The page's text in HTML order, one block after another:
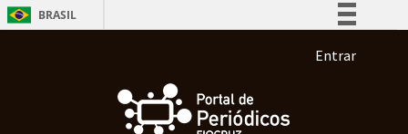
Pular para o conteúdo principal
BRASIL
Participe
Acesso à informação
Menu de
Entrar